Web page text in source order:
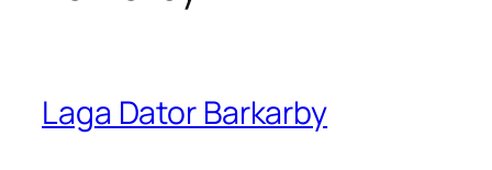
Laga Dator Barkarby